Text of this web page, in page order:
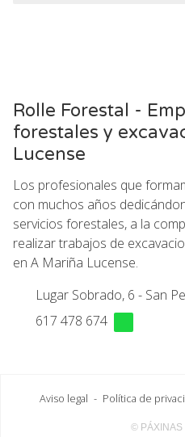
Rolle Forestal -
forestales y
Lucense
Los profesionales que
con muchos años
servicios forestales, a la
realizar trabajos de
en A Mariña Lucense.
Lugar Sobrado, 6 - San
617 478 674
Aviso legal - Política de
© PÁXINAS